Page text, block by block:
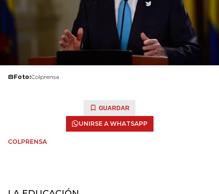
Foto:Colprensa
GUARDAR
UNIRSE A WHATSAPP
COLPRENSA